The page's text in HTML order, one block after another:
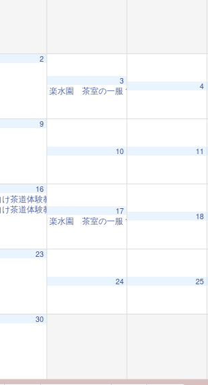
2
3
楽水園 茶室の一服 10:00 AM 4
9
10 11
16
茶道体験教室
茶道体験教室 17
楽水園 茶室の一服 10:00 AM 18
23
24 25
30